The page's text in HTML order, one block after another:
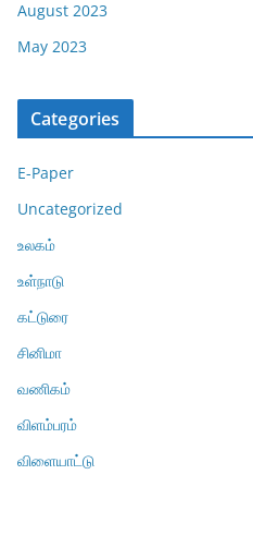
August 2023
May 2023
Categories
E-Paper
Uncategorized
உலகம்
உள்நாடு
கட்டுரை
சினிமா
வணிகம்
விளம்பரம்
விளையாட்டு